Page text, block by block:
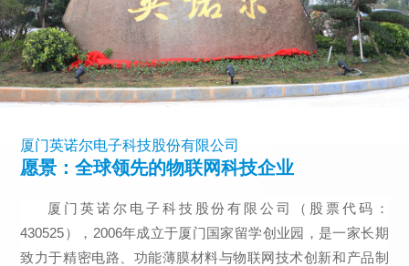
厦门英诺尔电子科技股份有限公司
愿景：全球领先的物联网科技企业
厦门英诺尔电子科技股份有限公司（股票代码：
430525），2006年成立于厦门国家留学创业园，是一家长期
致力于精密电路、功能薄膜材料与物联网技术创新和产品制